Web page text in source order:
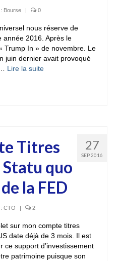
Bourse | 0
nous réserve de
année 2016. Après le
Trump In » de novembre. Le
juin dernier avait provoqué
Lire la suite­­
27
SEP 2016
Titres
quo
la FED
CTO | 2
sur mon compte titres
date déjà de 3 mois. Il est
ce support d’investissement
patrimoine puisque son